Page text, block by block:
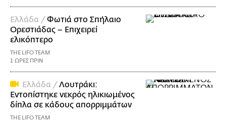
Ελλάδα /Φωτιά στο Σπήλαιο
Ορεστιάδας – Επιχειρεί
ελικόπτερο
THE LIFO TEAM
1 ΩΡΕΣ ΠΡΙΝ
Ελλάδα /Λουτράκι:
Εντοπίστηκε νεκρός ηλικιωμένος
δίπλα σε κάδους απορριμμάτων
THE LIFO TEAM